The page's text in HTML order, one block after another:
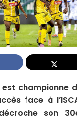
est championne
face à
son